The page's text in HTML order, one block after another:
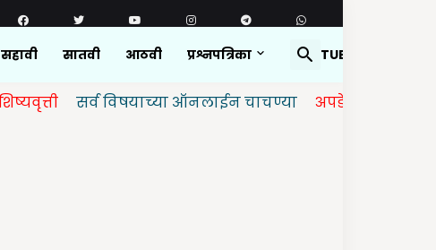
सहावी सातवी आठवी प्रश्नपत्रिका YOUTUBE
सर्व विषयाच्या ऑनलाईन चाचण्या अपडेट केलेल्या आहेत.